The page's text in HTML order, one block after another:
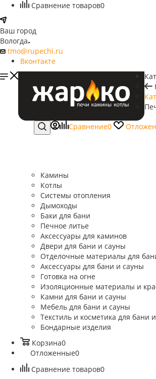
Сравнение товаров0
Ваш город
Вологда
tmo@rupechi.ru
Вконтакте
Сравнение0
Камины
Котлы
Системы отопления
Дымоходы
Баки для бани
Печное литье
Аксессуары для каминов
Двери для бани и сауны
Отделочные материалы для
Аксессуары для бани и сауны
Готовка на огне
Изоляционные материалы и
Камни для бани и сауны
Мебель для бани и сауны
Текстиль и косметика для бани
Бондарные изделия
Корзина0
Отложенные0
Сравнение товаров0